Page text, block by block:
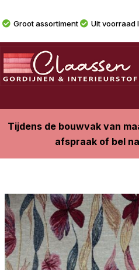
Groot assortiment Uit voorraad
Tijdens de bouwvak van
afspraak of bel